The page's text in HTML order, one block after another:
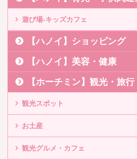
遊び場-キッズカフェ
【ハノイ】ショッピング
【ハノイ】美容・健康
【ホーチミン】観光・旅行
観光スポット
お土産
観光グルメ・カフェ